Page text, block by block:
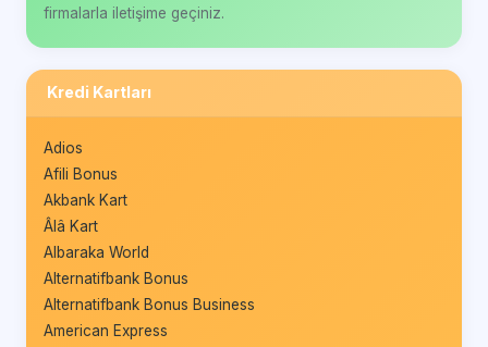
firmalarla iletişime geçiniz.
Kredi Kartları
Adios
Afili Bonus
Akbank Kart
Âlâ Kart
Albaraka World
Alternatifbank Bonus
Alternatifbank Bonus Business
American Express